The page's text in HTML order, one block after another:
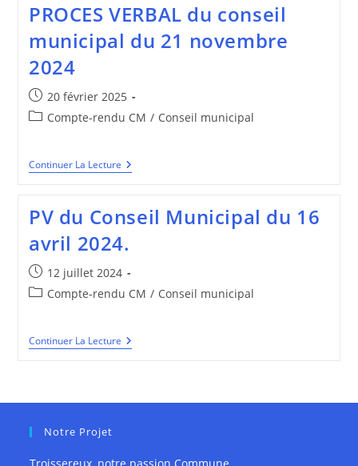
PROCES VERBAL du conseil
municipal du 21 novembre
2024
Publication
publiée :
20 février 2025
PostCompte-rendu CM / Conseil municipal
Continuer La LecturePROCES
VERBAL
Municipal
Du
21
Novembre
2024
PV du Conseil Municipal du 16
avril 2024.
Publication
publiée :
12 juillet 2024
PostCompte-rendu CM / Conseil municipal
Continuer La LecturePV
Du
16
Notre Projet